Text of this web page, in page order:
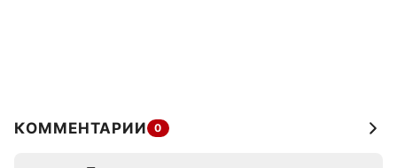
КОММЕНТАРИИ 0